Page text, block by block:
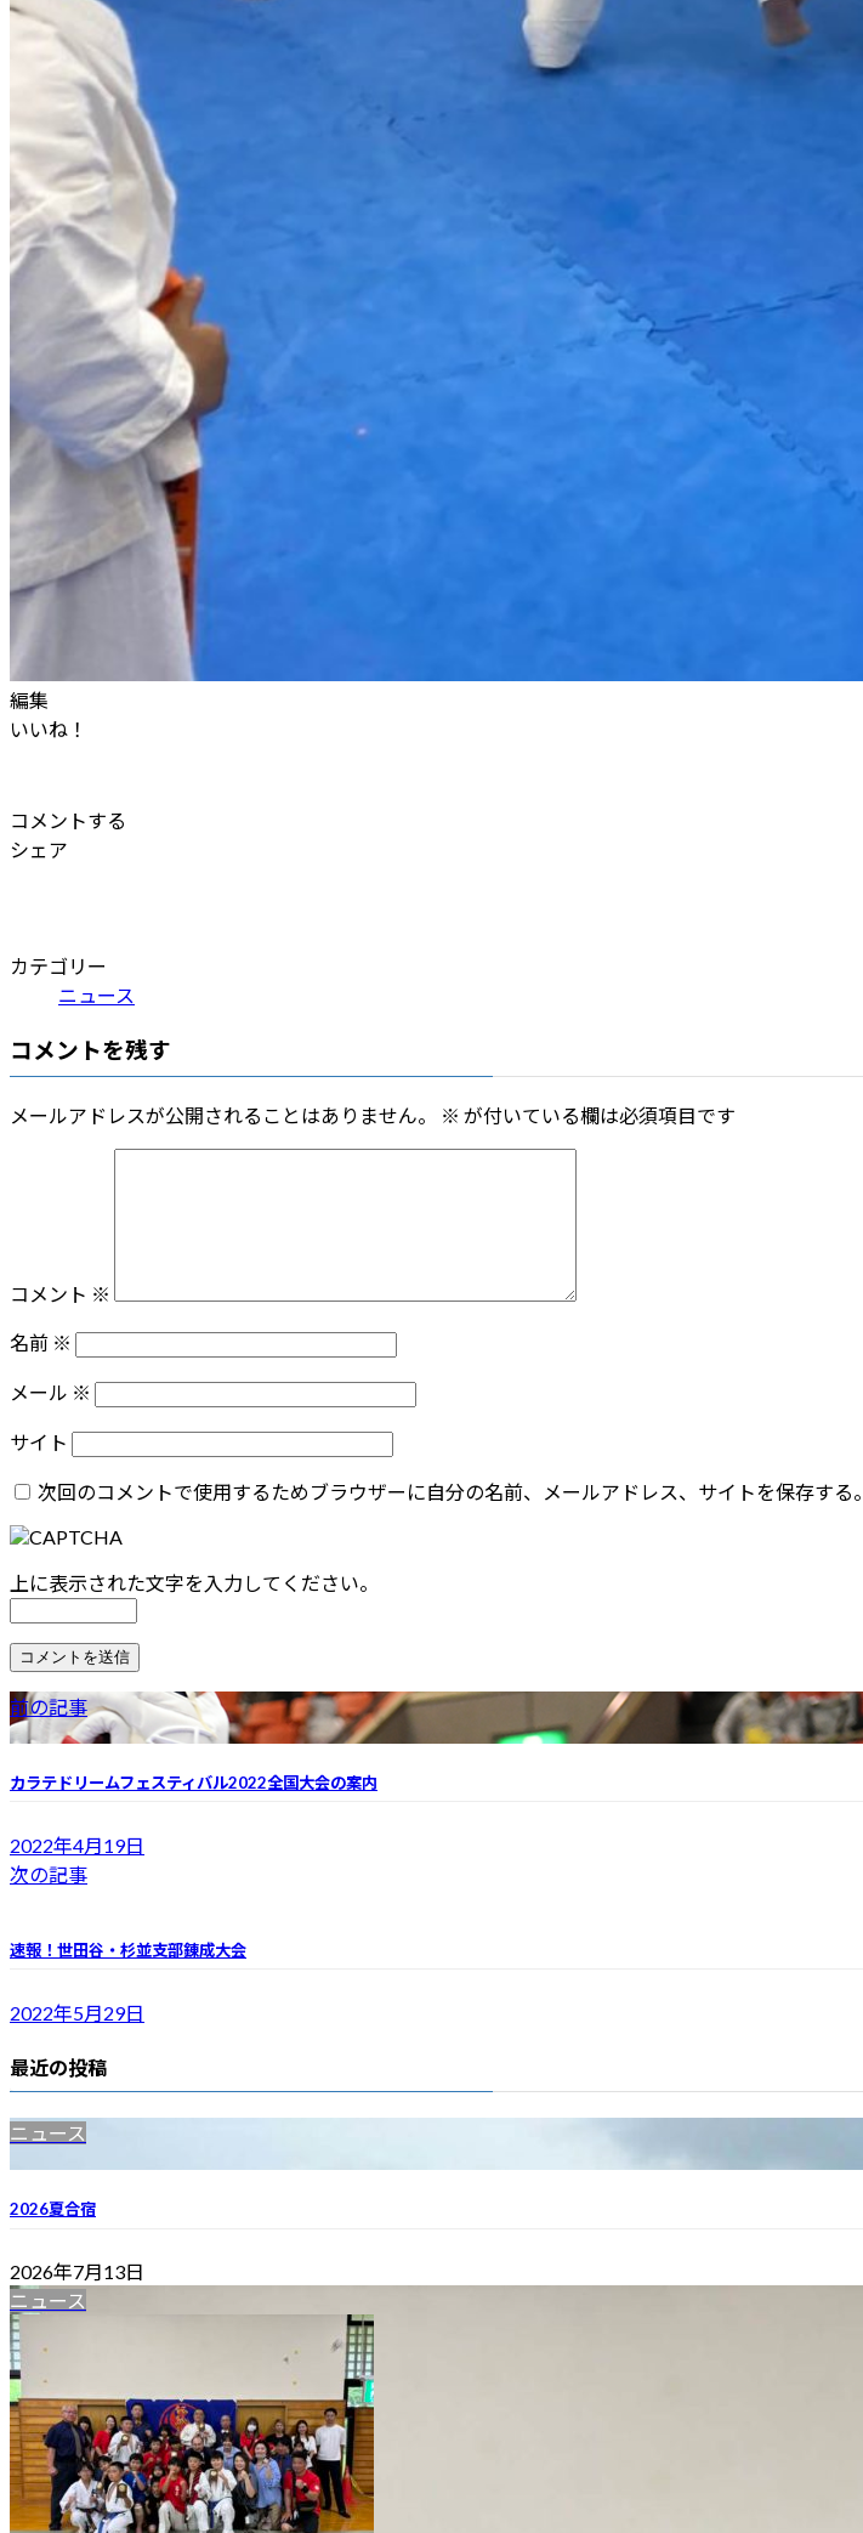
編集
いいね！
コメントする
シェア
カテゴリー
ニュース
コメントを残す
メールアドレスが公開されることはありません。 ※ が付いている欄は必須項目です
コメント ※
名前 ※
メール ※
サイト
次回のコメントで使用するためブラウザーに自分の名前、メールアドレス、サイトを保存する。
上に表示された文字を入力してください。
前の記事
カラテドリームフェスティバル2022全国大会の案内
2022年4月19日
次の記事
速報！世田谷・杉並支部錬成大会
2022年5月29日
最近の投稿
ニュース
2026夏合宿
2026年7月13日
ニュース